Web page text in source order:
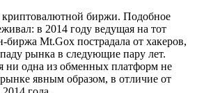
биржи. Подобное
в 2014 году ведущая на тот
биржа Mt.Gox пострадала от хакеров,
рынка в следующие пару лет.
ни одна из обменных платформ не
явным образом, в отличие от